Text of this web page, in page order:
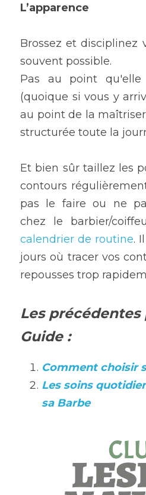
L’apparence
Brossez et disciplinez
souvent possible.
Pas au point qu'elle
(quoique si vous y
au point de la
structurée toute la
Et bien sûr taillez les
contours
pas le faire ou ne
calendrier de routine.
jours où tracer vos
repousses trop
Les
Guide :
Comment choisir
Les soins
sa Barbe